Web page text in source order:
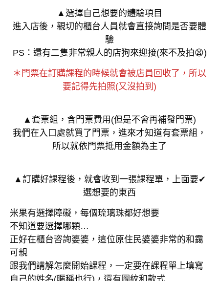
▲選擇自己想要的體驗項目
進入店後，親切的櫃台人員就會直接詢問是否要體
驗
PS：還有二隻非常親人的店狗來迎接(來不及拍😫)
＊門票在訂購課程的時候就會被店員回收了，所以
要記得先拍照(又沒拍到)
▲套票組，含門票費用(但是不會再補發門票)
我們在入口處就買了門票，進來才知道有套票組，
所以就依門票抵用金額為主了
▲訂購好課程後，就會收到一張課程單，上面要✔
選想要的東西
米果有選擇障礙，每個琉璃珠都好想要
不知道要選擇哪顆…
正好在櫃台咨詢婆婆，這位原住民婆婆非常的和靄
可親
跟我們講解怎麼開始課程，一定要在課程單上填寫
自己的姓名(暱稱也行)，還有圖紋和款式